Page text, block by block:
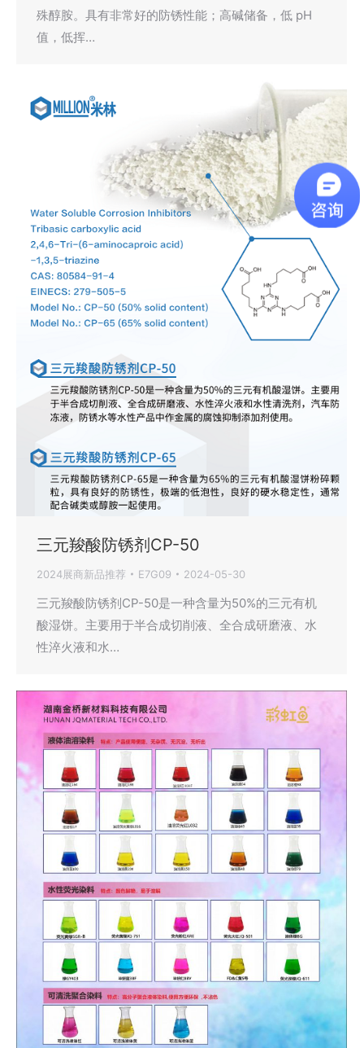
殊醇胺。具有非常好的防锈性能；高碱储备，低 pH
值，低挥…
三元羧酸防锈剂CP-50
2024展商新品推荐 E7G09 2024-05-30
三元羧酸防锈剂CP-50是一种含量为50%的三元有机
酸湿饼。主要用于半合成切削液、全合成研磨液、水
性淬火液和水…